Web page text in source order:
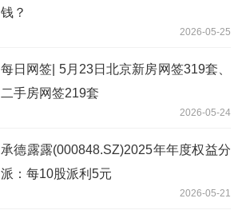
钱？
2026-05-25
每日网签| 5月23日北京新房网签319套、
二手房网签219套
2026-05-24
承德露露(000848.SZ)2025年年度权益分
派：每10股派利5元
2026-05-21